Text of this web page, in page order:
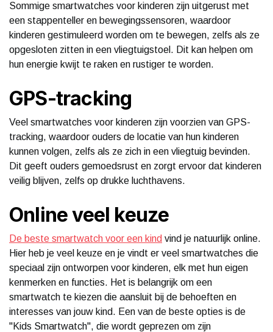
Sommige smartwatches voor kinderen zijn uitgerust met
een stappenteller en bewegingssensoren, waardoor
kinderen gestimuleerd worden om te bewegen, zelfs als ze
opgesloten zitten in een vliegtuigstoel. Dit kan helpen om
hun energie kwijt te raken en rustiger te worden.
GPS-tracking
Veel smartwatches voor kinderen zijn voorzien van GPS-
tracking, waardoor ouders de locatie van hun kinderen
kunnen volgen, zelfs als ze zich in een vliegtuig bevinden.
Dit geeft ouders gemoedsrust en zorgt ervoor dat kinderen
veilig blijven, zelfs op drukke luchthavens.
Online veel keuze
De beste smartwatch voor een kind vind je natuurlijk online.
Hier heb je veel keuze en je vindt er veel smartwatches die
speciaal zijn ontworpen voor kinderen, elk met hun eigen
kenmerken en functies. Het is belangrijk om een
smartwatch te kiezen die aansluit bij de behoeften en
interesses van jouw kind. Een van de beste opties is de
"Kids Smartwatch", die wordt geprezen om zijn